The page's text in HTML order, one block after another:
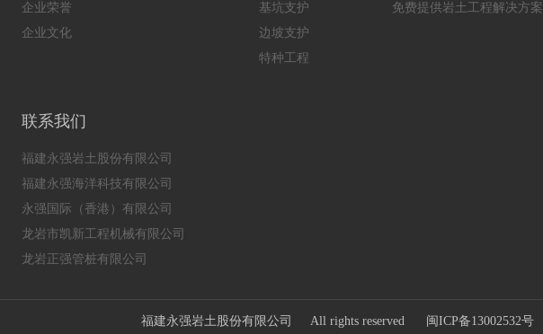
企业荣誉
企业文化
基坑支护
边坡支护
特种工程
免费提供岩土工程解决方案
联系我们
福建永强岩土股份有限公司
福建永强海洋科技有限公司
永强国际（香港）有限公司
龙岩市凯新工程机械有限公司
龙岩正强管桩有限公司
福建永强岩土股份有限公司 All rights reserved 闽ICP备13002532号